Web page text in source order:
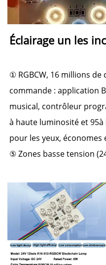
Éclairage un les
① RGBCW, 16 millions de
commande : application
musical, contrôleur
à haute luminosité et 95à
pour les yeux, économes
⑤ Zones basse tension